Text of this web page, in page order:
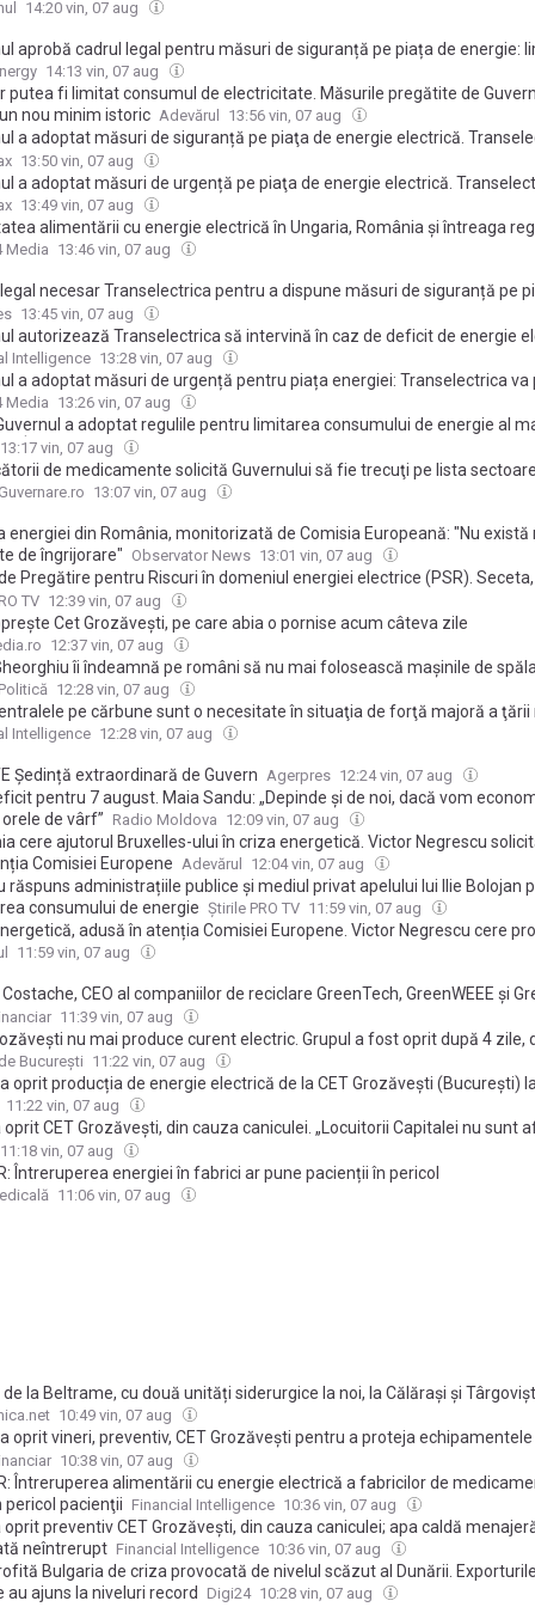
al marilor companii. Ce reguli a stabilit Executivul
14:20 vin, 07 aug
aprobă cadrul legal pentru măsuri de siguranță pe piața de energie:
doar ultimă soluție și fără impact asupra populației
14:13 vin, 07 aug
putea fi limitat consumul de electricitate. Măsurile pregătite de
nou minim istoric Adevărul 13:56 vin, 07 aug
a adoptat măsuri de siguranță pe piaţa de energie electrică.
exporturile și limita consumul marilor consumatori
13:50 vin, 07 aug
a adoptat măsuri de urgență pe piaţa de energie electrică.
exporturile și limita consumul marilor consumatori
13:49 vin, 07 aug
alimentării cu energie electrică în Ungaria, România și întreaga
de Sud-Est, sub monitorizarea Comisiei Europene
Media 13:46 vin, 07 aug
necesar Transelectrica pentru a dispune măsuri de siguranță pe
electrică, aprobat de Guvern
13:45 vin, 07 aug
autorizează Transelectrica să intervină în caz de deficit de energie
consumului ar putea fi aplicată doar marilor consumatori
Intelligence 13:28 vin, 07 aug
a adoptat măsuri de urgență pentru piața energiei: Transelectrica va
și reduce consumul dacă se agravează criza provocată de
Media 13:26 vin, 07 aug
a adoptat regulile pentru limitarea consumului de energie al
În ce condiții poate interveni Transelectrica
13:17 vin, 07 aug
de medicamente solicită Guvernului să fie trecuţi pe lista
cărora nu li se întrerupe energia
13:07 vin, 07 aug
energiei din România, monitorizată de Comisia Europeană: "Nu există
de îngrijorare" Observator News 13:01 vin, 07 aug
Pregătire pentru Riscuri în domeniul energiei electrice (PSR). Seceta,
risc critic. Ce măsuri ia statul
TV 12:39 vin, 07 aug
Cet Grozăvești, pe care abia o pornise acum câteva zile
12:37 vin, 07 aug
îi îndeamnă pe români să nu mai folosească mașinile de
pentru reducerea consumului de energie
12:28 vin, 07 aug
pe cărbune sunt o necesitate în situaţia de forţă majoră a ţării
Intelligence 12:28 vin, 07 aug
Ședință extraordinară de Guvern Agerpres 12:24 vin, 07 aug
pentru 7 august. Maia Sandu: „Depinde și de noi, dacă vom
de vârf”
Radio Moldova 12:09 vin, 07 aug
cere ajutorul Bruxelles-ului în criza energetică. Victor Negrescu
Comisiei Europene
Adevărul 12:04 vin, 07 aug
răspuns administrațiile publice și mediul privat apelului lui Ilie Bolojan
consumului de energie Știrile PRO TV 11:59 vin, 07 aug
adusă în atenția Comisiei Europene. Victor Negrescu cere
și a economiei României
11:59 vin, 07 aug
CEO al companiilor de reciclare GreenTech, GreenWEEE şi
fluxurile de producţie prioritare. Asta ne permite să reacţionăm
restricţii de energie şi să limităm impactul asupra activităţii
11:39 vin, 07 aug
nu mai produce curent electric. Grupul a fost oprit după 4 zile,
Livrarea de apă caldă nu este afectată
București 11:22 vin, 07 aug
a oprit producția de energie electrică de la CET Grozăvești (București)
ce o reluase, din cauza temperaturilor foarte mari ale apei de răcire.
furnizarea apei calde. De luni, CET Progresu va fi repornit.
11:22 vin, 07 aug
oprit CET Grozăveşti, din cauza caniculei. „Locuitorii Capitalei nu sunt
menajeră este asigurată”
11:18 vin, 07 aug
Întreruperea energiei în fabrici ar pune pacienții în pericol
11:06 vin, 07 aug
de la Beltrame, cu două unități siderurgice la noi, la Călărași și
de energie electrică din vârful de seară
10:49 vin, 07 aug
a oprit vineri, preventiv, CET Grozăveşti pentru a proteja echipamentele
încălzirii accentuate a apei din Argeş, din cauza caniculei. Luni, va fi
Locuitorii Capitalei nu sunt afectaţi
10:38 vin, 07 aug
Întreruperea alimentării cu energie electrică a fabricilor de
pericol pacienţii
Financial Intelligence 10:36 vin, 07 aug
oprit preventiv CET Grozăveşti, din cauza caniculei; apa caldă
neîntrerupt Financial Intelligence 10:36 vin, 07 aug
Bulgaria de criza provocată de nivelul scăzut al Dunării.
au ajuns la niveluri record Digi24 10:28 vin, 07 aug